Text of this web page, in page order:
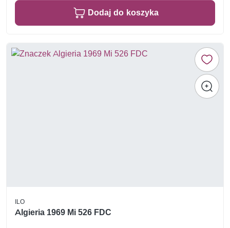
Dodaj do koszyka
ILO
Algieria 1969 Mi 526 FDC